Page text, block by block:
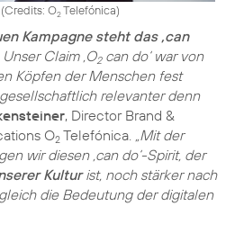
Credits: O2Telefónica)
Kampagne steht das ‚can
Unser Claim ‚O2can do‘ war von
Köpfen der Menschen fest
relevanter denn
, Director Brand &
O2 Telefónica. „Mit der
wir diesen ‚can do‘-Spirit, der
Kulturist, noch stärker nach
die Bedeutung der digitalen